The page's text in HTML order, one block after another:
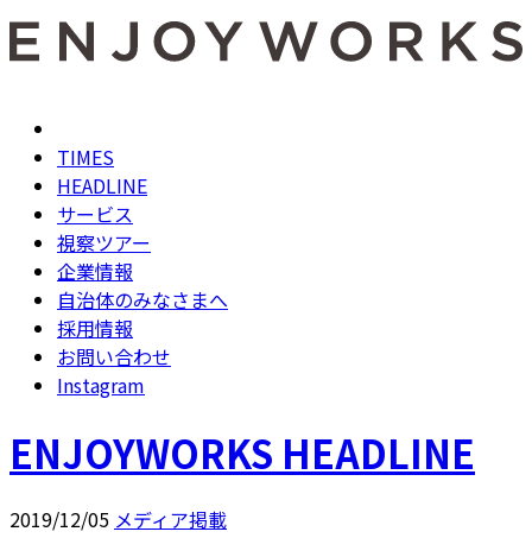
TIMES
HEADLINE
サービス
視察ツアー
企業情報
自治体のみなさまへ
採用情報
お問い合わせ
Instagram
ENJOYWORKS HEADLINE
2019/12/05 メディア掲載